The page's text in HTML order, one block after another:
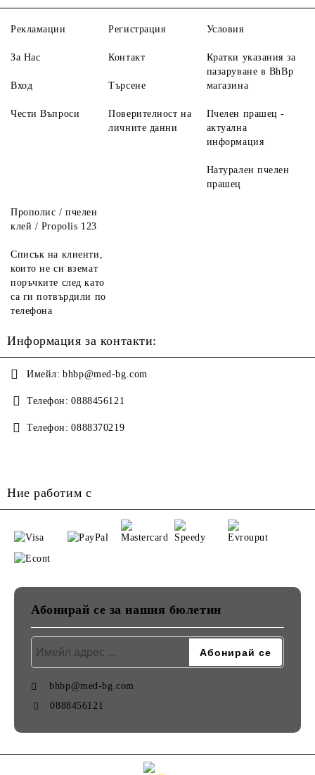
Рекламации
За Нас
Вход
Чести Въпроси
Регистрация
Контакт
Търсене
Поверителност на
личните данни
Условия
Кратки указания за
пазаруване в BhBp
магазина
Пчелен прашец -
актуална
информация
Натурален пчелен
прашец
Прополис / пчелен
клей / Propolis 123
Списък на клиенти,
които не си вземат
поръчките след като
са ги потвърдили по
телефона
Информация за контакти:
Имейл: bhbp@med-bg.com
Телефон: 0888456121
Телефон: 0888370219
Ние работим с
Абонирай се за нашия бюлетин
bhbp@med-bg.com
0888456121